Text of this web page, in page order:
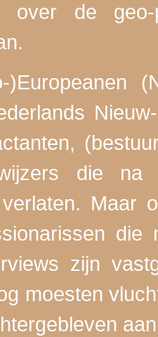
over de geo-
die
Maar
zijn
moesten